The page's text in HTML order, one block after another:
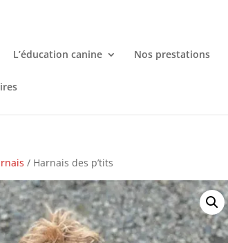
L’éducation canine Nos prestations
/ Harnais des p’tits